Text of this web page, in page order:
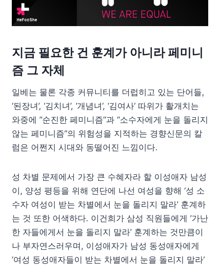
지금 필요한 건 훈계가 아니라 페미니
즘 그 자체
일베는 물론 각종 커뮤니티를 더럽히고 있는 단어들,
‘된장녀’, ‘김치녀’, ‘개념녀’, ‘김여사’ 따위가 활개치는
와중에 “순진한 페미니즘”과 “소수자에게 눈을 돌리지
않는 페미니즘”의 위험성을 지적하는 경향신문의 칼
럼은 어쩐지 시대와 동떨어진 느낌이다.
성 차별 문제에서 가장 큰 수혜자라 할 이성애자 남성
이, 양성 평등을 위해 연단에 나선 여성을 향해 ‘성 소
수자 여성이 받는 차별에서 눈을 돌리지 말라’ 훈계하
는 것 또한 어색하다. 이건희가 삼성 직원들에게 ‘가난
한 자들에게서 눈을 돌리지 말라’ 훈계하는 것만큼이
나 부자연스러우며, 이성애자가 남성 동성애자에게
‘여성 동성애자들이 받는 차별에서 눈을 돌리지 말라’